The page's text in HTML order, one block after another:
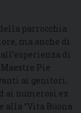
parrocchia
ma anche di
di
Pie
ai genitori,
ai numerosi ex
alla “Vita Buona